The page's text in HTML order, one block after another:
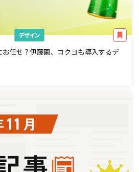
デザイン
任せ？伊藤園、コクヨも導入するデ